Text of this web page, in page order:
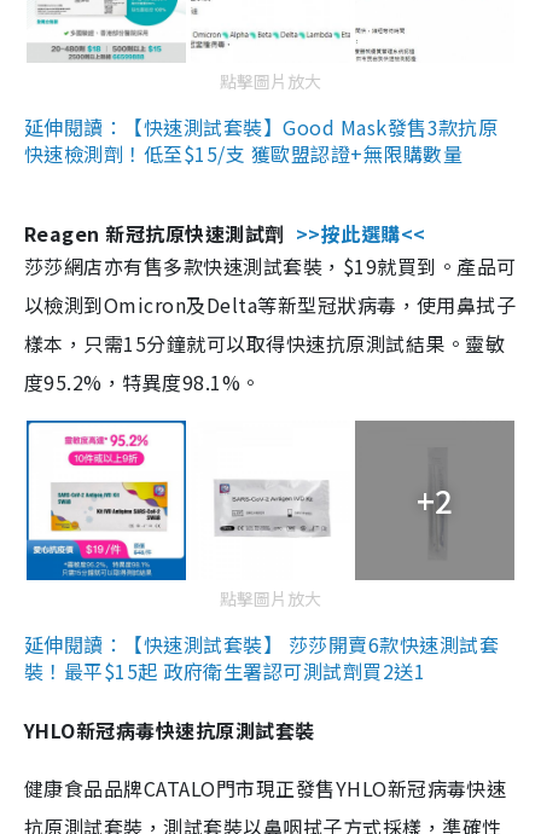
點擊圖片放大
延伸閱讀：【快速測試套裝】Good Mask發售3款抗原
快速檢測劑！低至$15/支 獲歐盟認證+無限購數量
Reagen 新冠抗原快速測試劑 >>按此選購<<
莎莎網店亦有售多款快速測試套裝，$19就買到。產品可
以檢測到Omicron及Delta等新型冠狀病毒，使用鼻拭子
樣本，只需15分鐘就可以取得快速抗原測試結果。靈敏
度95.2%，特異度98.1%。
+2
點擊圖片放大
延伸閱讀：【快速測試套裝】 莎莎開賣6款快速測試套
裝！最平$15起 政府衛生署認可測試劑買2送1
YHLO新冠病毒快速抗原測試套裝
健康食品品牌CATALO門市現正發售YHLO新冠病毒快速
抗原測試套裝，測試套裝以鼻咽拭子方式採樣，準確性